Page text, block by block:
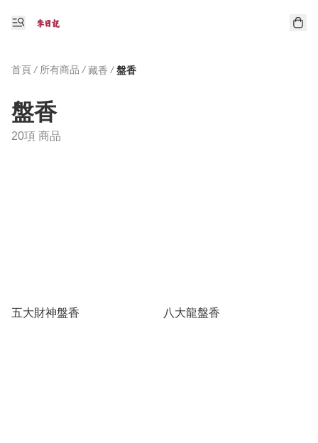
首頁 / 所有商品 / 藏香 / 盤香
盤香
20項 商品
五大財神盤香 八大龍盤香